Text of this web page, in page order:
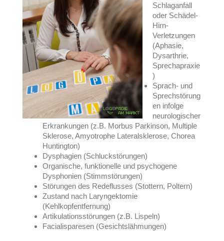
Schlaganfall
oder Schädel-
Hirn-
Verletzungen
(Aphasie,
Dysarthrie,
Sprechapraxie
)
Sprach- und
Sprechstörung
en infolge
neurologischer
Erkrankungen (z.B. Morbus Parkinson, Multiple
Sklerose, Amyotrophe Lateralsklerose, Chorea
Huntington)
Dysphagien (Schluckstörungen)
Organische, funktionelle und psychogene
Dysphonien (Stimmstörungen)
Störungen des Redeflusses (Stottern, Poltern)
Zustand nach Laryngektomie
(Kehlkopfentfernung)
Artikulationsstörungen (z.B. Lispeln)
Facialisparesen (Gesichtslähmungen)